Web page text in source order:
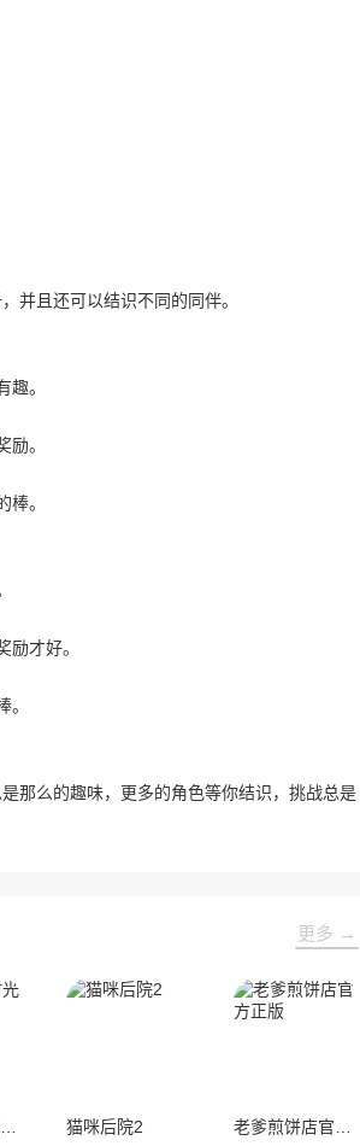
并且还可以结识不同的同伴。
。
。
。
才好。
那么的趣味，更多的角色等你结识，挑战总是
更多 →
我的休闲时光官方版 猫咪后院2